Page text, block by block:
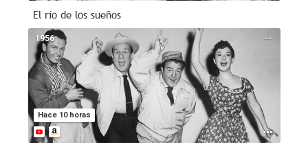
El río de los sueños
--
Hace 10 horas
1956